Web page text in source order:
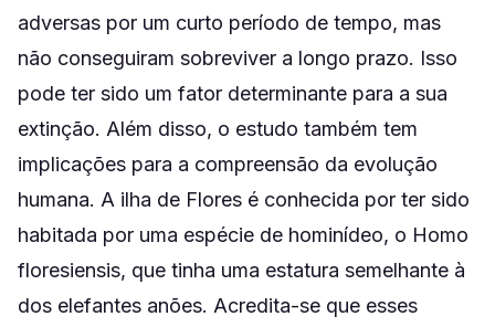
adversas por um curto período de tempo, mas
não conseguiram sobreviver a longo prazo. Isso
pode ter sido um fator determinante para a sua
extinção. Além disso, o estudo também tem
implicações para a compreensão da evolução
humana. A ilha de Flores é conhecida por ter sido
habitada por uma espécie de hominídeo, o Homo
floresiensis, que tinha uma estatura semelhante à
dos elefantes anões. Acredita-se que esses